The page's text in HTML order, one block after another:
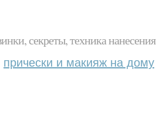
секреты, техника нанесения
прически и макияж на дому